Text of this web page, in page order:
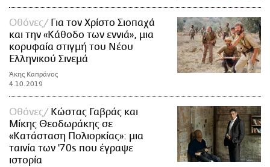
Οθόνες
Για τον Χρίστο Σιοπαχά
και την «Κάθοδο των εννιά», μια
κορυφαία στιγμή του Νέου
Ελληνικού Σινεμά
Άκης Καπράνος
4.10.2019
Οθόνες
Κώστας Γαβράς και
Μίκης Θεοδωράκης σε
«Κατάσταση Πολιορκίας»: μια
ταινία των '70s που έγραψε
ιστορία